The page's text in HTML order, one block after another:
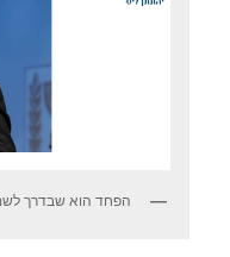
הפחד הוא שבדרך